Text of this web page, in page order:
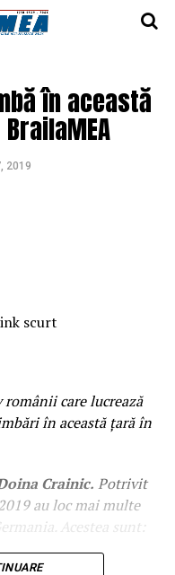
în această
2019
scurt
care lucrează
în această ţară în
Crainic. Potrivit
au loc mai multe
Acestea sunt: